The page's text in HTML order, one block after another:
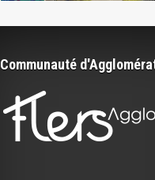
Communauté